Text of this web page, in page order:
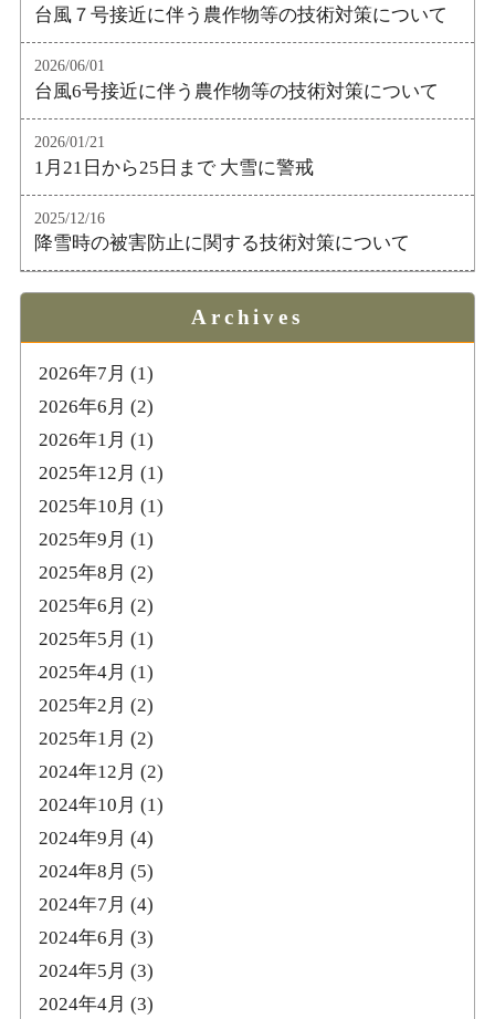
台風７号接近に伴う農作物等の技術対策について
2026/06/01
台風6号接近に伴う農作物等の技術対策について
2026/01/21
1月21日から25日まで 大雪に警戒
2025/12/16
降雪時の被害防止に関する技術対策について
Archives
2026年7月 (1)
2026年6月 (2)
2026年1月 (1)
2025年12月 (1)
2025年10月 (1)
2025年9月 (1)
2025年8月 (2)
2025年6月 (2)
2025年5月 (1)
2025年4月 (1)
2025年2月 (2)
2025年1月 (2)
2024年12月 (2)
2024年10月 (1)
2024年9月 (4)
2024年8月 (5)
2024年7月 (4)
2024年6月 (3)
2024年5月 (3)
2024年4月 (3)